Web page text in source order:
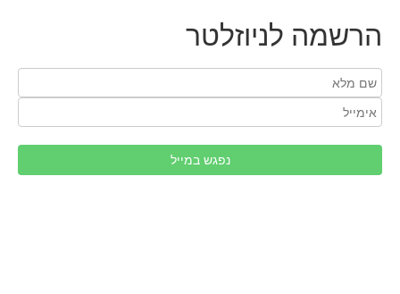
הרשמה לניוזלטר